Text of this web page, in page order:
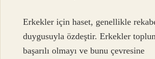
Erkekler için haset, genellikle
duygusuyla özdeştir. Erkekler
başarılı olmayı ve bunu çevresine